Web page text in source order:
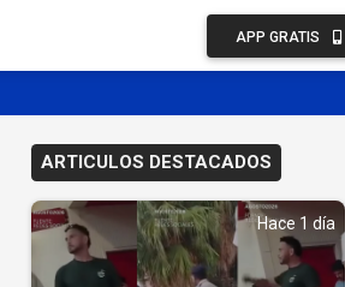
APP GRATIS
ARTICULOS DESTACADOS
Hace 1 día